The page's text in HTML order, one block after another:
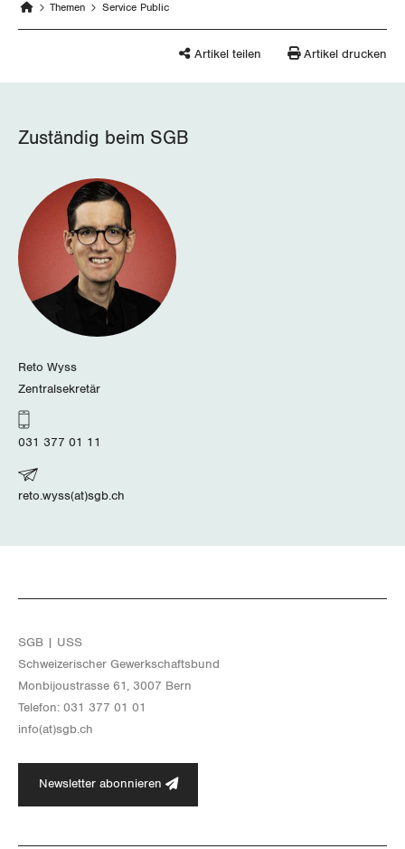
Zürich
Themen Service Public
Artikel teilen Artikel drucken
Zuständig beim SGB
Reto Wyss
Zentralsekretär
031 377 01 11
reto.wyss(at)sgb.ch
SGB | USS
Schwei­ze­ri­scher Ge­werk­schafts­bund
Mon­bi­joustras­se 61, 3007 Bern
Te­le­fon: 031 377 01 01
info(at)​sgb.​ch
Newsletter abonnieren